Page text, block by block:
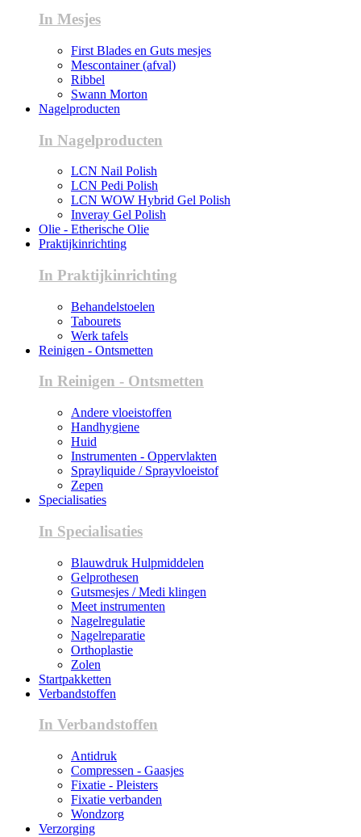
In Mesjes
First Blades en Guts mesjes
Mescontainer (afval)
Ribbel
Swann Morton
Nagelproducten
In Nagelproducten
LCN Nail Polish
LCN Pedi Polish
LCN WOW Hybrid Gel Polish
Inveray Gel Polish
Olie - Etherische Olie
Praktijkinrichting
In Praktijkinrichting
Behandelstoelen
Tabourets
Werk tafels
Reinigen - Ontsmetten
In Reinigen - Ontsmetten
Andere vloeistoffen
Handhygiene
Huid
Instrumenten - Oppervlakten
Sprayliquide / Sprayvloeistof
Zepen
Specialisaties
In Specialisaties
Blauwdruk Hulpmiddelen
Gelprothesen
Gutsmesjes / Medi klingen
Meet instrumenten
Nagelregulatie
Nagelreparatie
Orthoplastie
Zolen
Startpakketten
Verbandstoffen
In Verbandstoffen
Antidruk
Compressen - Gaasjes
Fixatie - Pleisters
Fixatie verbanden
Wondzorg
Verzorging